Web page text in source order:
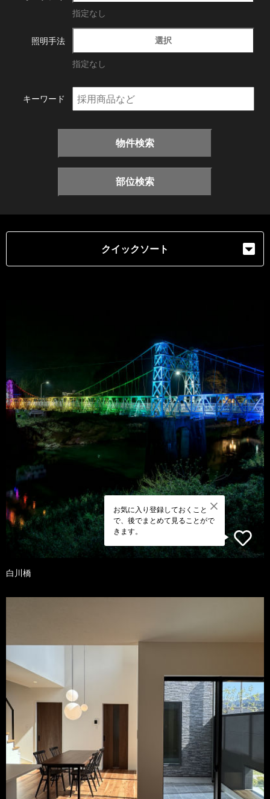
指定なし
照明手法 選択
指定なし
キーワード
物件検索
部位検索
クイックソート
お気に入り登録しておくこと
で、後でまとめて見ることがで
きます。
白川橋